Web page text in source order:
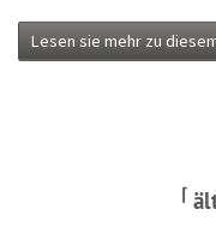
Lesen sie mehr zu
⌈